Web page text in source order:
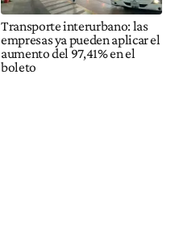
Transporte interurbano: las
empresas ya pueden aplicar el
aumento del 97,41% en el
boleto